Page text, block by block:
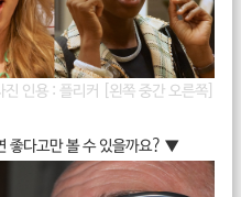
진 인용 : 플리커 [ 왼쪽 중간오른쪽]
좋다고만 볼 수 있을까요? ▼